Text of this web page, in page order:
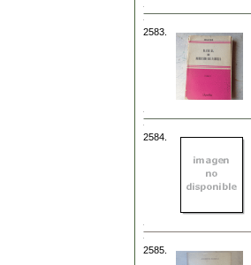
2583.
2584.
2585.